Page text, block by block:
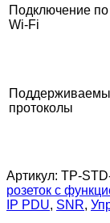
Подключение по
Wi-Fi
протоколы
Артикул: TP-
розеток с
IP PDU, SNR,